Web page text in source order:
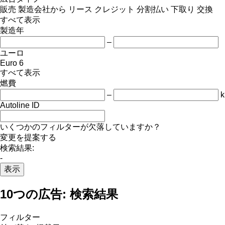
販売 製造会社から リース クレジット 分割払い 下取り 交換
すべて表示
製造年
–
ユーロ
Euro 6
すべて表示
燃費
–
Autoline ID
いくつかのフィルターが欠落していますか？
変更を提案する
検索結果:
-
表示
10つの広告: 検索結果
フィルター